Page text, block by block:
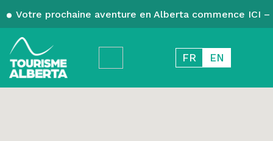
Votre prochaine aventure en Alberta commence ICI
FR EN